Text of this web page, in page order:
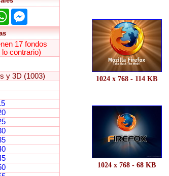
WhatsApp
17 fondos
contrario)
y 3D (1003)
1024 x 768 - 114 KB
1024 x 768 - 68 KB